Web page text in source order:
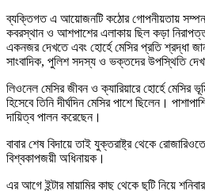
ব্যক্তিগত এ আয়োজনটি কঠোর গোপনীয়তায়
কবরস্থান ও আশপাশের এলাকায় ছিল কড়া
একনজর দেখতে এবং হোর্হে মেসির প্রতি শ্রদ্ধা
সাংবাদিক, পুলিশ সদস্য ও ভক্তদের উপস্থিতি
লিওনেল মেসির জীবন ও ক্যারিয়ারে হোর্হে
হিসেবে তিনি দীর্ঘদিন মেসির পাশে ছিলেন।
দায়িত্ব পালন করেছেন।
বাবার শেষ বিদায়ে তাই যুক্তরাষ্ট্র থেকে
বিশ্বকাপজয়ী অধিনায়ক।
এর আগে ইন্টার মায়ামির কাছ থেকে ছুটি নিয়ে